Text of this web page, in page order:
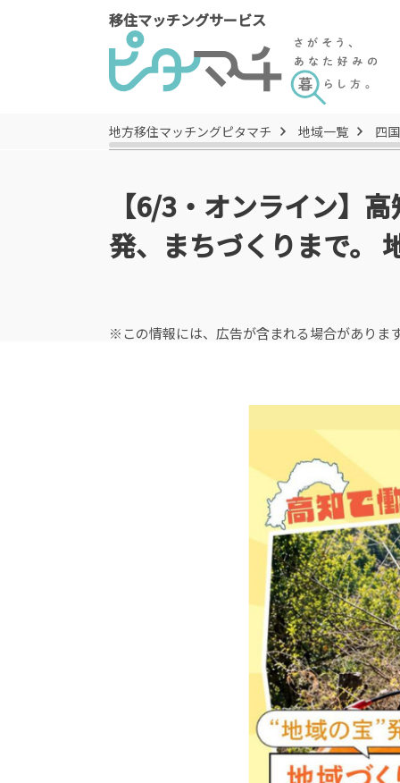
移住マッチングサービス
地方移住マッチングピタマチ 地域一覧 四
【6/3・オンライン】
発、まちづくりまで。
※この情報には、広告が含まれる場合があります